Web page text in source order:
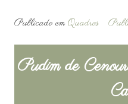
Publicado emQuadros
Pudim de